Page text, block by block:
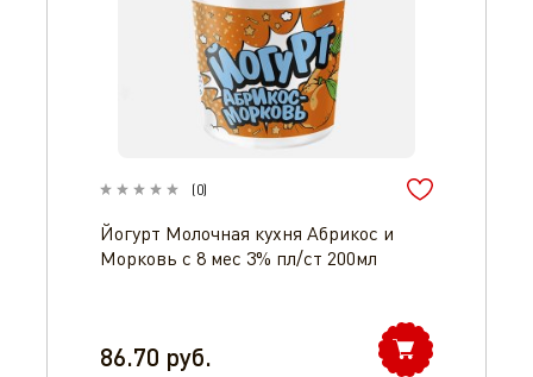
(0)
Йогурт Молочная кухня Абрикос и
Морковь с 8 мес 3% пл/ст 200мл
86.70 руб.